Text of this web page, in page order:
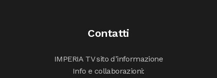
Contatti
IMPERIA TV sito d’informazione
Info e collaborazioni: